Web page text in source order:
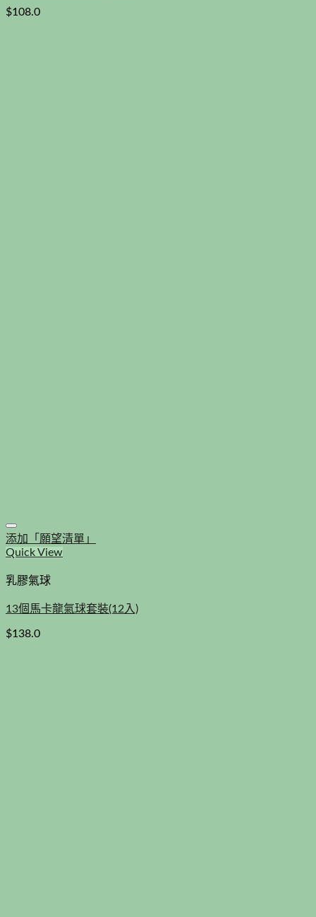
$108.0
添加「願望清單」
Quick View
乳膠氣球
13個馬卡龍氣球套裝(12入)
$138.0